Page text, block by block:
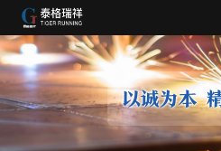
关于我们
公司简介
总裁致辞
新闻中心
公司新闻
行业资讯
产品中心
单体设备
实验室总承包
解决方案
钢铁行业
有色行业
业绩展示
钢铁
有色
人才招聘
招聘理念
招聘职位